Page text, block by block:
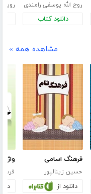
روح الله یوسفی رامندی
دانلود کتاب
رویا
مشاهده همه »
فرهنگ اسامی
حسین زینالپور
دانلود از
واژه